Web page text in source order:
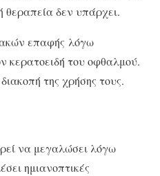
θεραπεία δεν υπάρχει.
επαφής λόγω
κερατοειδή του οφθαλμού.
της χρήσης τους.
να μεγαλώσει λόγω
ημιανοπτικές